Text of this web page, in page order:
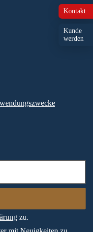
Kontakt
Kunde
werden
zu.